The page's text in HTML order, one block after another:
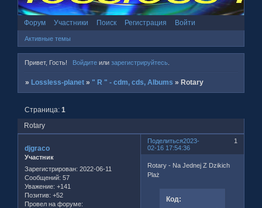
Форум Участники Поиск Регистрация Войти
Активные темы
Привет, Гость! Войдитеили зарегистрируйтесь.
» Lossless-planet » " R " - cdm, cds, Albums » Rotary
Rotary
Страница:1
Поделиться 1
2023-
02-16 17:54:36
djgraco
Участник
Зарегистрирован: 2022-06-11
Сообщений: 57
Уважение: +141
Позитив: +52
Провел на форуме:
Rotary - Na Jednej Z Dzikich
Plaż
Код: